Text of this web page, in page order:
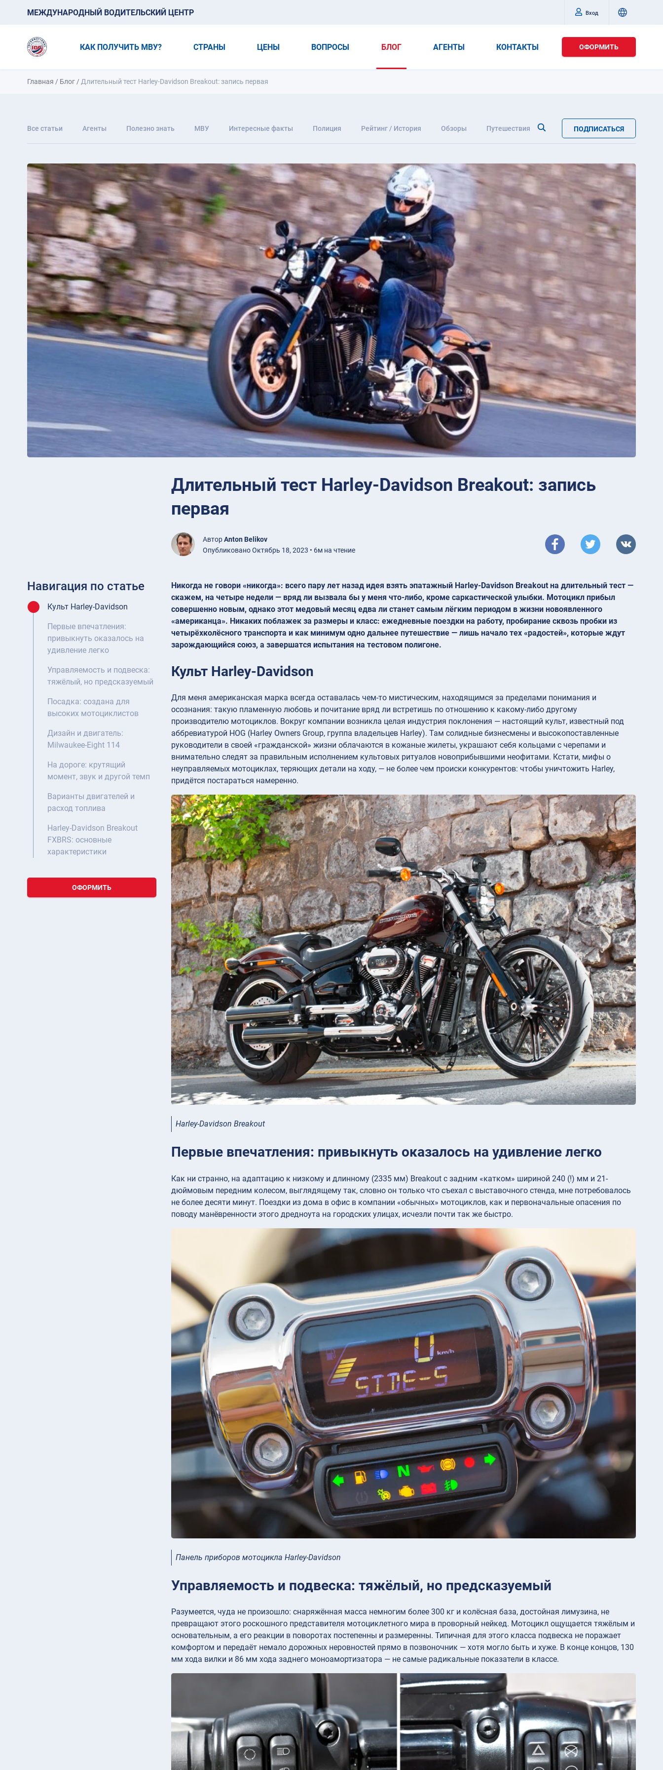
МЕЖДУНАРОДНЫЙ ВОДИТЕЛЬСКИЙ ЦЕНТР Вход
КАК ПОЛУЧИТЬ МВУ? СТРАНЫ ЦЕНЫ ВОПРОСЫ БЛОГ АГЕНТЫ КОНТАКТЫ ОФОРМИТЬ
Главная / Блог / Длительный тест Harley-Davidson Breakout: запись первая
Все статьи Агенты Полезно знать МВУ Интересные факты Полиция Рейтинг / История Обзоры Путешествия ПОДПИСАТЬСЯ
Длительный тест Harley-Davidson Breakout: запись
первая
АвторAnton Belikov
Опубликовано Октябрь 18, 2023 • 6м на чтение
Навигация по статье
Культ Harley-Davidson
Первые впечатления:
привыкнуть оказалось на
удивление легко
Управляемость и подвеска:
тяжёлый, но предсказуемый
Посадка: создана для
высоких мотоциклистов
Дизайн и двигатель:
Milwaukee-Eight 114
На дороге: крутящий
момент, звук и другой темп
Варианты двигателей и
расход топлива
Harley-Davidson Breakout
FXBRS: основные
характеристики
ОФОРМИТЬ
Никогда не говори «никогда»: всего пару лет назад идея взять эпатажный Harley-Davidson Breakout на длительный тест —
скажем, на четыре недели — вряд ли вызвала бы у меня что-либо, кроме саркастической улыбки. Мотоцикл прибыл
совершенно новым, однако этот медовый месяц едва ли станет самым лёгким периодом в жизни новоявленного
«американца». Никаких поблажек за размеры и класс: ежедневные поездки на работу, пробирание сквозь пробки из
четырёхколёсного транспорта и как минимум одно дальнее путешествие — лишь начало тех «радостей», которые ждут
зарождающийся союз, а завершатся испытания на тестовом полигоне.
Культ Harley-Davidson
Для меня американская марка всегда оставалась чем-то мистическим, находящимся за пределами понимания и
осознания: такую пламенную любовь и почитание вряд ли встретишь по отношению к какому-либо другому
производителю мотоциклов. Вокруг компании возникла целая индустрия поклонения — настоящий культ, известный под
аббревиатурой HOG (Harley Owners Group, группа владельцев Harley). Там солидные бизнесмены и высокопоставленные
руководители в своей «гражданской» жизни облачаются в кожаные жилеты, украшают себя кольцами с черепами и
внимательно следят за правильным исполнением культовых ритуалов новоприбывшими неофитами. Кстати, мифы о
неуправляемых мотоциклах, теряющих детали на ходу, — не более чем происки конкурентов: чтобы уничтожить Harley,
придётся постараться намеренно.
Harley-Davidson Breakout
Первые впечатления: привыкнуть оказалось на удивление легко
Как ни странно, на адаптацию к низкому и длинному (2335 мм) Breakout с задним «катком» шириной 240 (!) мм и 21-
дюймовым передним колесом, выглядящему так, словно он только что съехал с выставочного стенда, мне потребовалось
не более десяти минут. Поездки из дома в офис в компании «обычных» мотоциклов, как и первоначальные опасения по
поводу манёвренности этого дредноута на городских улицах, исчезли почти так же быстро.
Панель приборов мотоцикла Harley-Davidson
Управляемость и подвеска: тяжёлый, но предсказуемый
Разумеется, чуда не произошло: снаряжённая масса немногим более 300 кг и колёсная база, достойная лимузина, не
превращают этого роскошного представителя мотоциклетного мира в проворный нейкед. Мотоцикл ощущается тяжёлым и
основательным, а его реакции в поворотах постепенны и размеренны. Типичная для этого класса подвеска не поражает
комфортом и передаёт немало дорожных неровностей прямо в позвоночник — хотя могло быть и хуже. В конце концов, 130
мм хода вилки и 86 мм хода заднего моноамортизатора — не самые радикальные показатели в классе.